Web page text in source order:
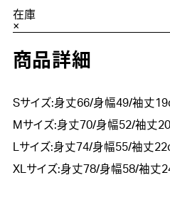
在庫
×
商品詳細
Sサイズ:身丈66/身幅49/袖丈
Mサイズ:身丈70/身幅52/袖丈
Lサイズ:身丈74/身幅55/袖丈
XLサイズ:身丈78/身幅58/袖丈